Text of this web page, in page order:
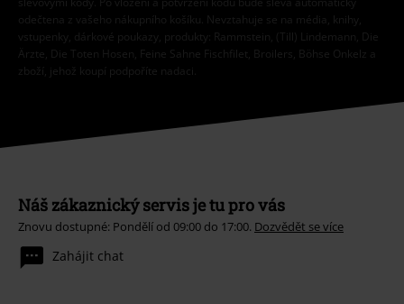
odečtena z vašeho nákupního košíku. Nevztahuje se na média, knihy,
vstupenky, dárkové poukazy, produkty: Rammstein, (Till) Lindemann, Die
Ärzte, Die Toten Hosen, Feine Sahne Fischfilet, Broilers, Böhse Onkelz a
zboží, jehož koupí podpoříte nadaci.
Náš zákaznický servis je tu pro vás
Znovu dostupné: Pondělí od 09:00 do 17:00. Dozvědět se více
Zahájit chat